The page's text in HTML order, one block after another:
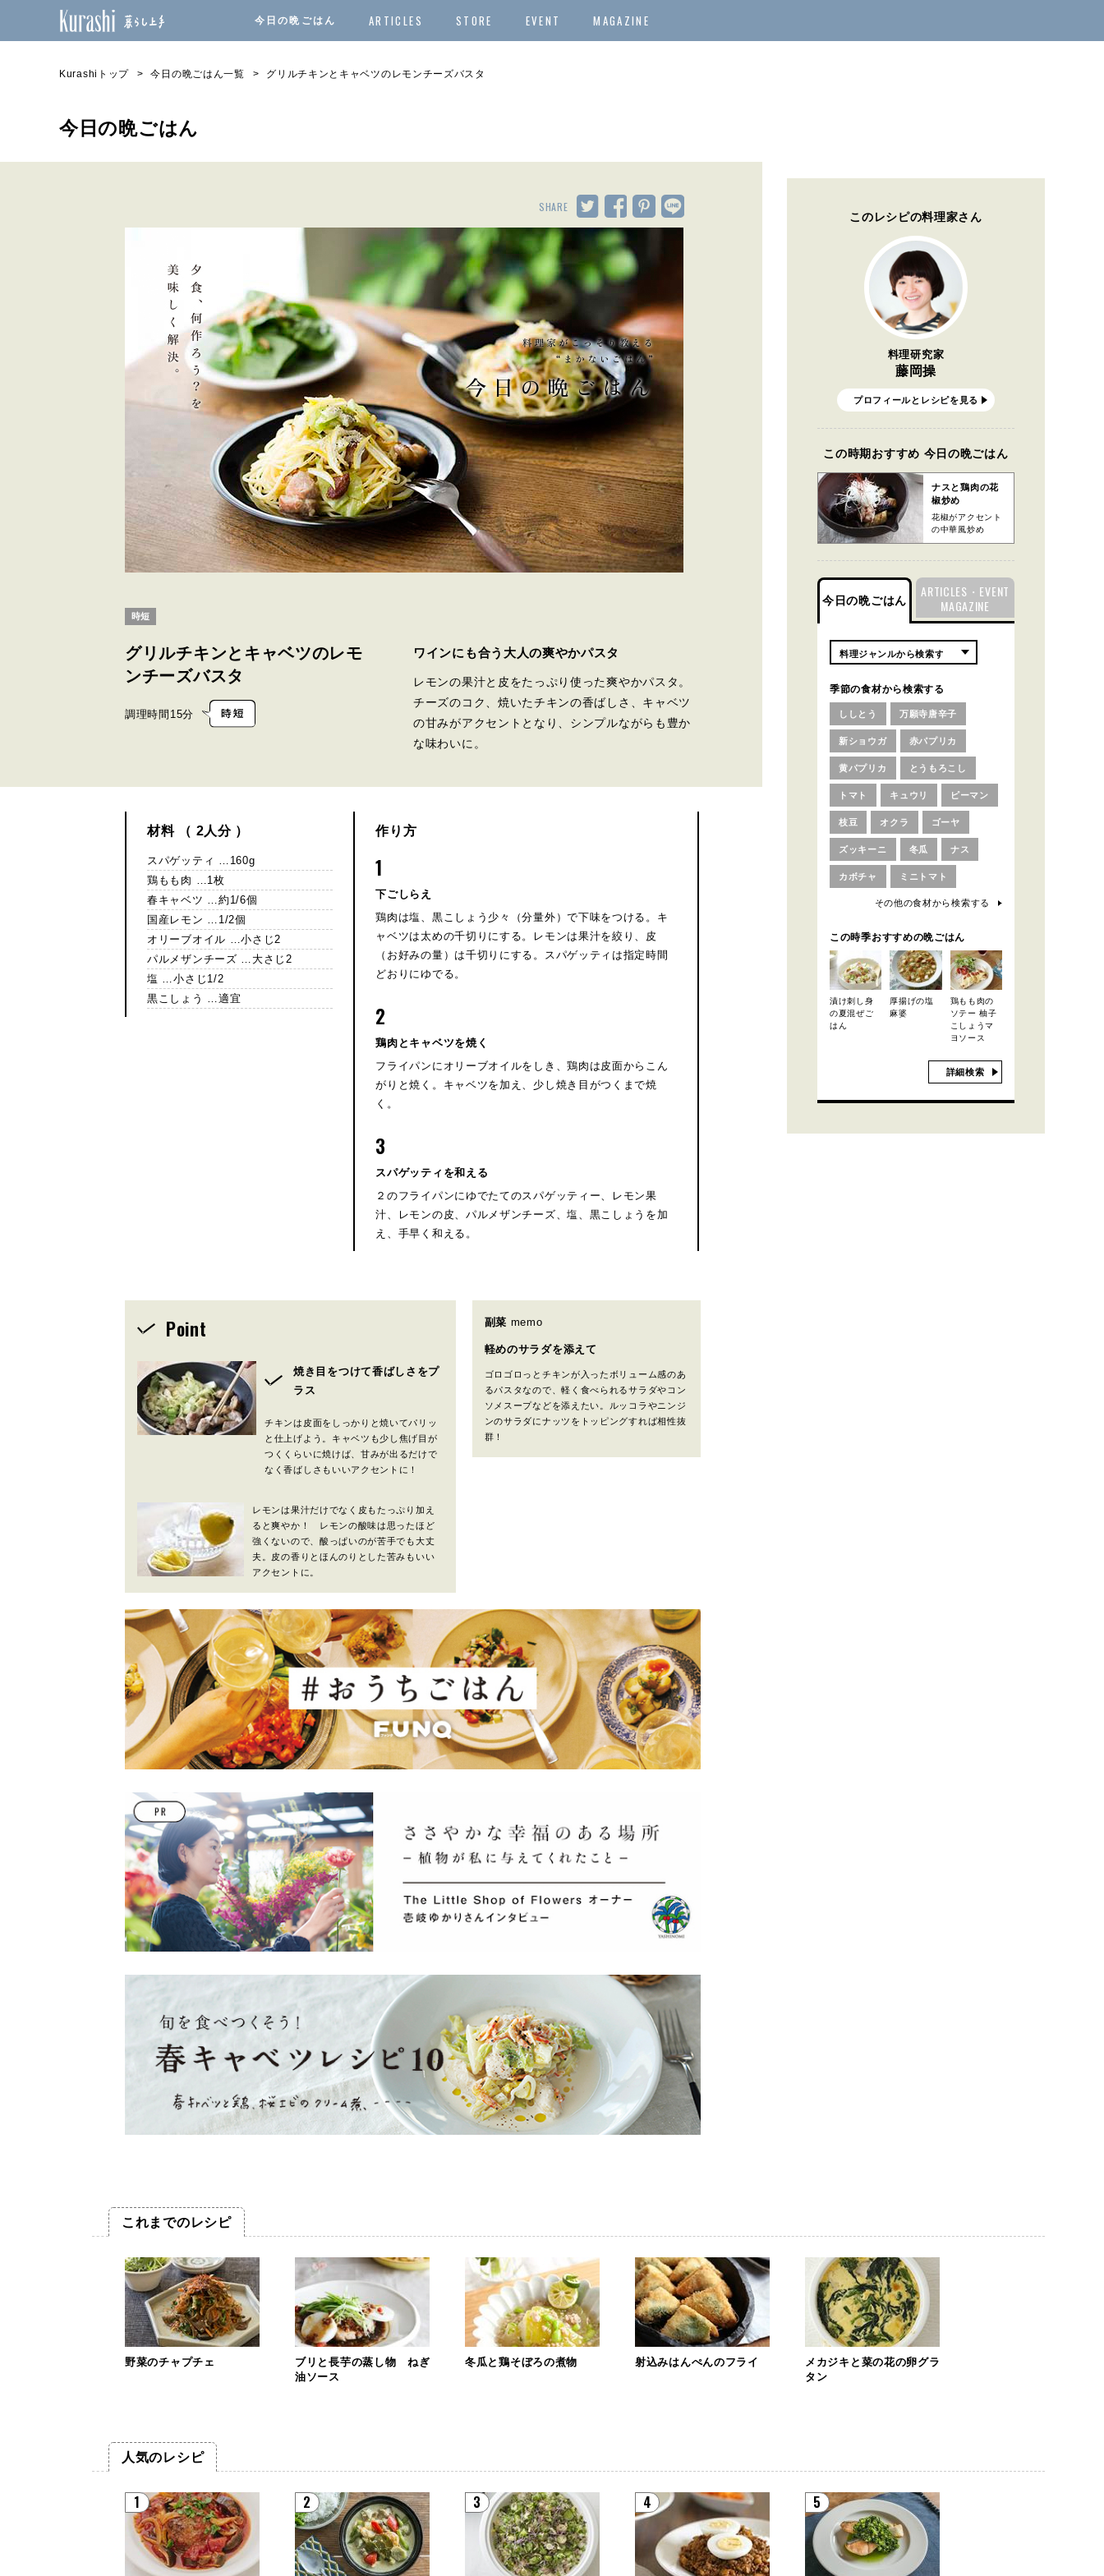
今日の晩ごはん ARTICLES STORE EVENT MAGAZINE
Kurashiトップ 今日の晩ごはん一覧 グリルチキンとキャベツのレモンチーズバスタ
今日の晩ごはん
SHARE
時短
グリルチキンとキャベツのレモ
ンチーズバスタ
調理時間 15分
ワインにも合う大人の爽やかパスタ
レモンの果汁と皮をたっぷり使った爽やかパスタ。
チーズのコク、焼いたチキンの香ばしさ、キャベツ
の甘みがアクセントとなり、シンプルながらも豊か
な味わいに。
材料 （ 2人分 ）
スパゲッティ …160g
鶏もも肉 …1枚
春キャベツ …約1/6個
国産レモン …1/2個
オリーブオイル …小さじ2
パルメザンチーズ …大さじ2
塩 …小さじ1/2
黒こしょう …適宜
作り方
1
下ごしらえ
鶏肉は塩、黒こしょう少々（分量外）で下味をつける。キ
ャベツは太めの千切りにする。レモンは果汁を絞り、皮
（お好みの量）は千切りにする。スパゲッティは指定時間
どおりにゆでる。
2
鶏肉とキャベツを焼く
フライパンにオリーブオイルをしき、鶏肉は皮面からこん
がりと焼く。キャベツを加え、少し焼き目がつくまで焼
く。
3
スパゲッティを和える
２のフライパンにゆでたてのスパゲッティー、レモン果
汁、レモンの皮、パルメザンチーズ、塩、黒こしょうを加
え、手早く和える。
Point
焼き目をつけて香ばしさをプ
ラス
チキンは皮面をしっかりと焼いてパリッ
と仕上げよう。キャベツも少し焦げ目が
つくくらいに焼けば、甘みが出るだけで
なく香ばしさもいいアクセントに！
レモンは果汁だけでなく皮もたっぷり加え
ると爽やか！ レモンの酸味は思ったほど
強くないので、酸っぱいのが苦手でも大丈
夫。皮の香りとほんのりとした苦みもいい
アクセントに。
副菜 memo
軽めのサラダを添えて
ゴロゴロっとチキンが入ったボリューム感のあ
るパスタなので、軽く食べられるサラダやコン
ソメスープなどを添えたい。ルッコラやニンジ
ンのサラダにナッツをトッピングすれば相性抜
群！
このレシピの料理家さん
料理研究家
藤岡操
プロフィールとレシピを見る
この時期おすすめ 今日の晩ごはん
ナスと鶏肉の花
椒炒め
花椒がアクセント
の中華風炒め
今日の晩ごはん
ARTICLES・EVENT
MAGAZINE
季節の食材から検索する
ししとう 万願寺唐辛子
新ショウガ 赤パプリカ
黄パプリカ とうもろこし
トマト キュウリ ピーマン
枝豆 オクラ ゴーヤ
ズッキーニ 冬瓜 ナス
カボチャ ミニトマト
その他の食材から検索する
この時季おすすめの晩ごはん
漬け刺し身
の夏混ぜご
はん
厚揚げの塩
麻婆
鶏もも肉の
ソテー 柚子
こしょうマ
ヨソース
詳細検索
これまでのレシピ
野菜のチャプチェ
ブリと長芋の蒸し物 ねぎ
油ソース
冬瓜と鶏そぼろの煮物 射込みはんぺんのフライ
メカジキと菜の花の卵グラ
タン
人気のレシピ
1 2 3 4 5